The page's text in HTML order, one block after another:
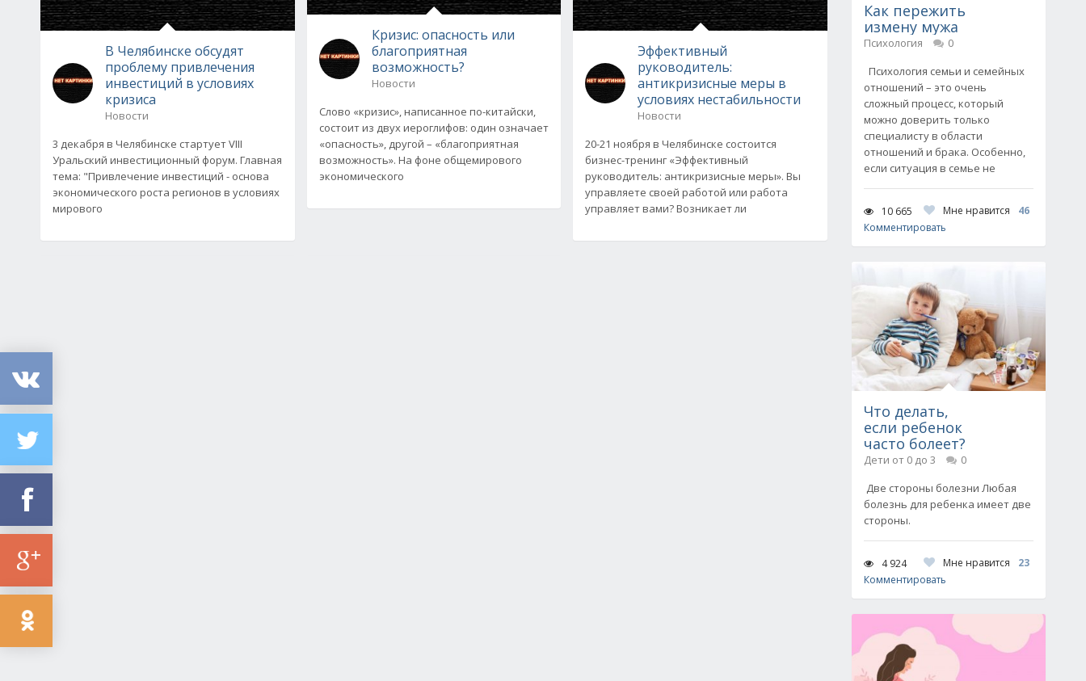
В Челябинске обсудят
проблему привлечения
инвестиций в условиях
кризиса
Новости
3 декабря в Челябинске стартует VIII
Уральский инвестиционный форум. Главная
тема: "Привлечение инвестиций - основа
экономического роста регионов в условиях
мирового
Кризис: опасность или
благоприятная
возможность?
Новости
Слово «кризис», написанное по-китайски,
состоит из двух иероглифов: один означает
«опасность», другой – «благоприятная
возможность». На фоне общемирового
экономического
Эффективный
руководитель:
антикризисные меры в
условиях нестабильности
Новости
20-21 ноября в Челябинске состоится
бизнес-тренинг «Эффективный
руководитель: антикризисные меры». Вы
управляете своей работой или работа
управляет вами? Возникает ли
Как пережить
измену мужа
Психология
0
Психология семьи и семейных
отношений – это очень
сложный процесс, который
можно доверить только
специалисту в области
отношений и брака. Особенно,
если ситуация в семье не
10 665 Мне нравится
46
Комментировать
Что делать,
если ребенок
часто болеет?
Дети от 0 до 3
0
Две стороны болезни Любая
болезнь для ребенка имеет две
стороны.
4 924 Мне нравится
23
Комментировать